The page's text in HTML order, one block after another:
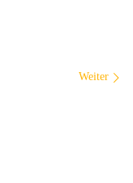
Weiter